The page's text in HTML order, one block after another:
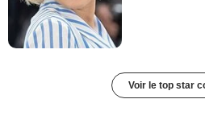
Voir le top star